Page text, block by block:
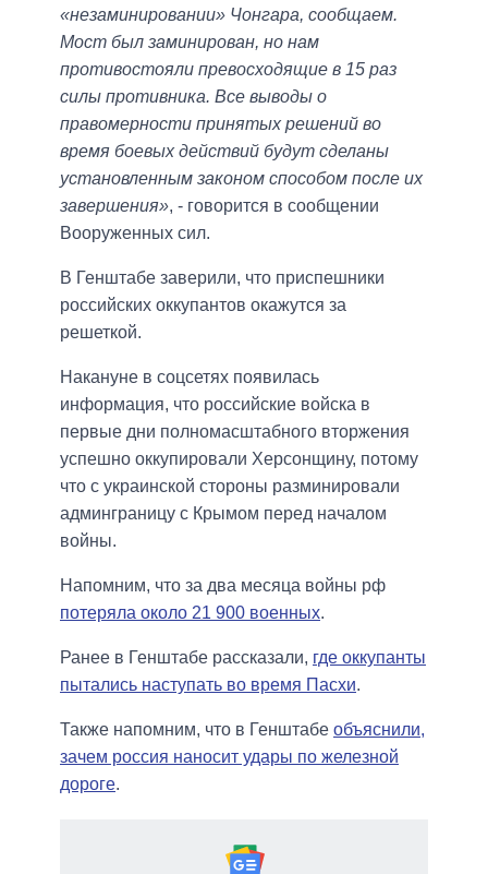
«незаминировании» Чонгара, сообщаем.
Мост был заминирован, но нам
противостояли превосходящие в 15 раз
силы противника. Все выводы о
правомерности принятых решений во
время боевых действий будут сделаны
установленным законом способом после их
завершения», - говорится в сообщении
Вооруженных сил.
В Генштабе заверили, что приспешники
российских оккупантов окажутся за
решеткой.
Накануне в соцсетях появилась
информация, что российские войска в
первые дни полномасштабного вторжения
успешно оккупировали Херсонщину, потому
что с украинской стороны разминировали
админграницу с Крымом перед началом
войны.
Напомним, что за два месяца войны рф
потеряла около 21 900 военных.
Ранее в Генштабе рассказали, где оккупанты
пытались наступать во время Пасхи.
Также напомним, что в Генштабе объяснили,
зачем россия наносит удары по железной
дороге.